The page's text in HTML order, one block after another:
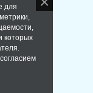
для
которых